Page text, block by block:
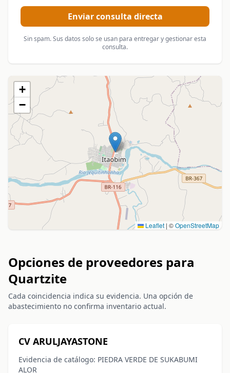
Enviar consulta directa
Sin spam. Sus datos solo se usan para entregar y gestionar esta
consulta.
+
−
Leaflet | ©OpenStreetMap
Opciones de proveedores para
Quartzite
Cada coincidencia indica su evidencia. Una opción de
abastecimiento no confirma inventario actual.
CV ARULJAYASTONE
Evidencia de catálogo: PIEDRA VERDE DE SUKABUMI
ALOR